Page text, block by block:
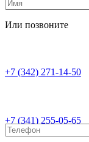
Или позвоните
+7 (342) 271-14-50
+7 (341) 255-05-65